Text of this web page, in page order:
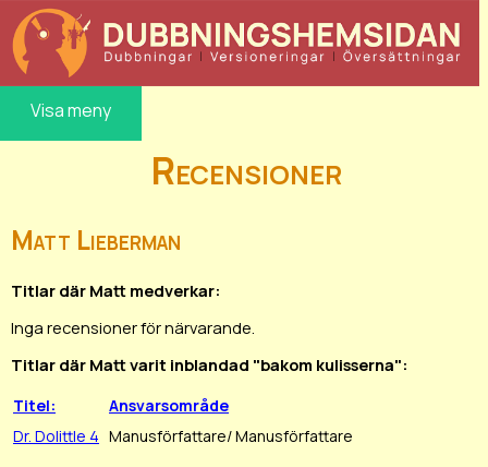
Visa meny
Recensioner
Matt Lieberman
Titlar där Matt medverkar:
Inga recensioner för närvarande.
Titlar där Matt varit inblandad "bakom kulisserna":
Titel:
Ansvarsområde
Dr. Dolittle 4 Manusförfattare/ Manusförfattare